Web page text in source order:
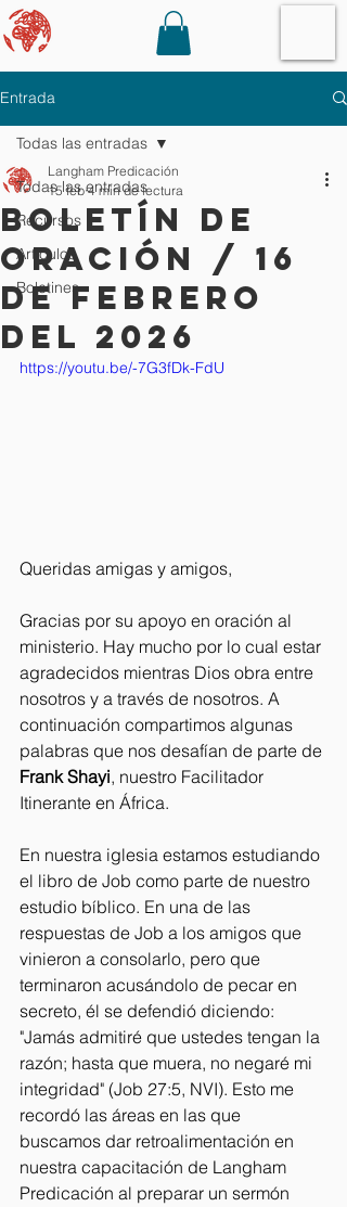
Entrada
Todas las entradas
Recursos
Artículos
Boletines
Todas las entradas
Boletín de
oración / 16
de febrero
del 2026
Langham Predicación
15 feb 4 min de lectura
https://youtu.be/-7G3fDk-FdU
Queridas amigas y amigos,
Gracias por su apoyo en oración al
ministerio. Hay mucho por lo cual estar
agradecidos mientras Dios obra entre
nosotros y a través de nosotros. A
continuación compartimos algunas
palabras que nos desafían de parte de
Frank Shayi, nuestro Facilitador
Itinerante en África.
En nuestra iglesia estamos estudiando
el libro de Job como parte de nuestro
estudio bíblico. En una de las
respuestas de Job a los amigos que
vinieron a consolarlo, pero que
terminaron acusándolo de pecar en
secreto, él se defendió diciendo:
"Jamás admitiré que ustedes tengan la
razón; hasta que muera, no negaré mi
integridad" (Job 27:5, NVI). Esto me
recordó las áreas en las que
buscamos dar retroalimentación en
nuestra capacitación de Langham
Predicación al preparar un sermón